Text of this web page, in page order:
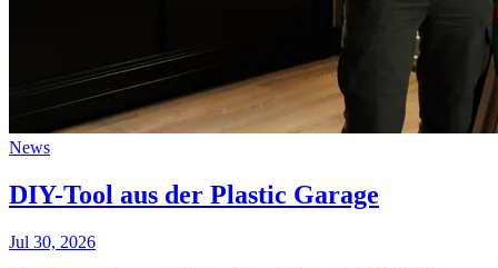
News
DIY-Tool aus der Plastic Garage
Jul 30, 2026